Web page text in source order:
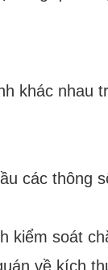
khác nhau
các thông
kiểm soát
về kích